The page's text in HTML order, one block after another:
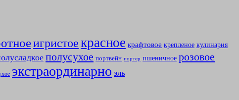
игристоекрасное крафтовое крепленое кулинария
полусухое портвейн портер пшеничное розовое
экстраординарно эль